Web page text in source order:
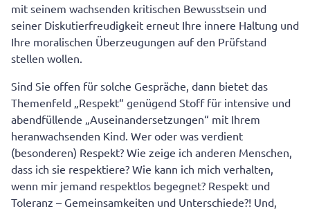
mit seinem wachsenden kritischen Bewusstsein und
seiner Diskutierfreudigkeit erneut Ihre innere Haltung und
Ihre moralischen Überzeugungen auf den Prüfstand
stellen wollen.
Sind Sie offen für solche Gespräche, dann bietet das
Themenfeld „Respekt“ genügend Stoff für intensive und
abendfüllende „Auseinandersetzungen“ mit Ihrem
heranwachsenden Kind. Wer oder was verdient
(besonderen) Respekt? Wie zeige ich anderen Menschen,
dass ich sie respektiere? Wie kann ich mich verhalten,
wenn mir jemand respektlos begegnet? Respekt und
Toleranz – Gemeinsamkeiten und Unterschiede?! Und,